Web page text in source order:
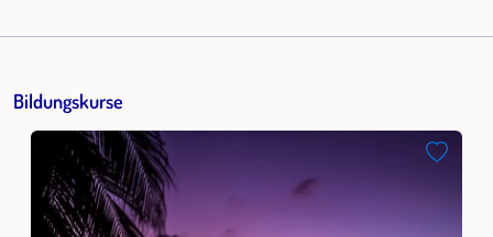
Bildungskurse